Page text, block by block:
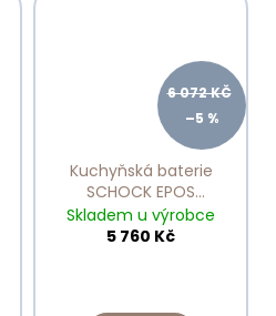
6 072 KČ
–5 %
Kuchyňská baterie
SCHOCK EPOS
ASPHALT 540120
Skladem u výrobce
5 760 Kč